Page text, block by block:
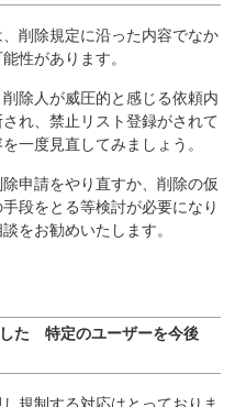
削除規定に沿った内容でなか
性があります。
除人が威圧的と感じる依頼内
れ、禁止リスト登録がされて
一度見直してみましょう。
申請をやり直すか、削除の仮
段をとる等検討が必要になり
をお勧めいたします。
た 特定のユーザーを今後